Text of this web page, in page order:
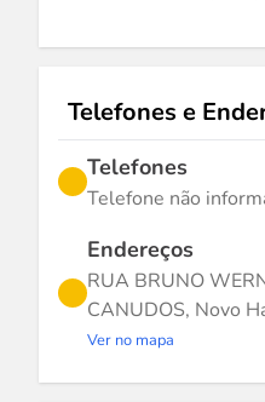
Telefones e
Telefones
Telefone não
Endereços
RUA BRUNO
CANUDOS, Novo
Ver no mapa